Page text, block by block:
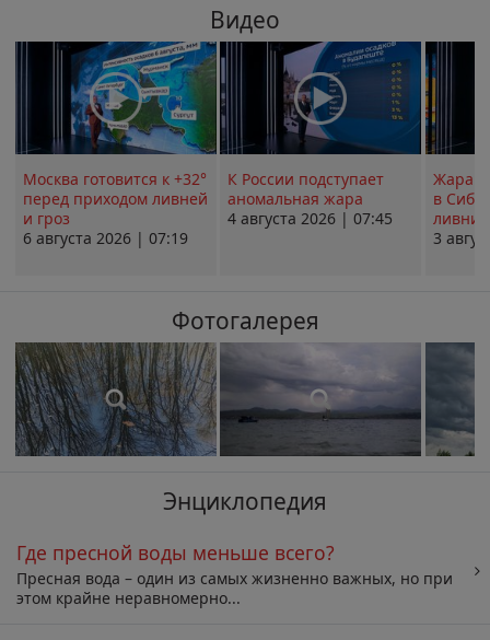
Видео
Москва готовится к +32°
перед приходом ливней
и гроз
6 августа 2026 | 07:19
К России подступает
аномальная жара
4 августа 2026 | 07:45
Жара в
в
ливни
3
Фотогалерея
Энциклопедия
Где пресной воды меньше всего?
Пресная вода – один из самых жизненно важных, но при
этом крайне неравномерно...